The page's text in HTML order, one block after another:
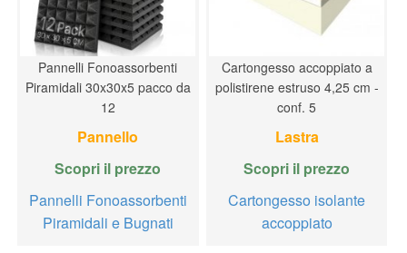
Pannelli Fonoassorbenti
Piramidali 30x30x5 pacco da
12
Pannello
Scopri il prezzo
Pannelli Fonoassorbenti
Piramidali e Bugnati
Cartongesso accoppiato a
polistirene estruso 4,25 cm -
conf. 5
Lastra
Scopri il prezzo
Cartongesso isolante
accoppiato